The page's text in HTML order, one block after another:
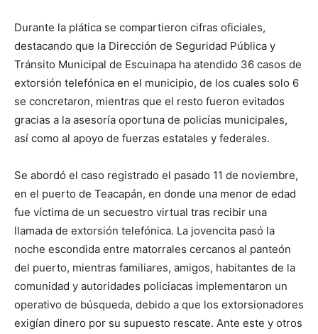
Durante la plática se compartieron cifras oficiales,
destacando que la Dirección de Seguridad Pública y
Tránsito Municipal de Escuinapa ha atendido 36 casos de
extorsión telefónica en el municipio, de los cuales solo 6
se concretaron, mientras que el resto fueron evitados
gracias a la asesoría oportuna de policías municipales,
así como al apoyo de fuerzas estatales y federales.
Se abordó el caso registrado el pasado 11 de noviembre,
en el puerto de Teacapán, en donde una menor de edad
fue víctima de un secuestro virtual tras recibir una
llamada de extorsión telefónica. La jovencita pasó la
noche escondida entre matorrales cercanos al panteón
del puerto, mientras familiares, amigos, habitantes de la
comunidad y autoridades policiacas implementaron un
operativo de búsqueda, debido a que los extorsionadores
exigían dinero por su supuesto rescate. Ante este y otros